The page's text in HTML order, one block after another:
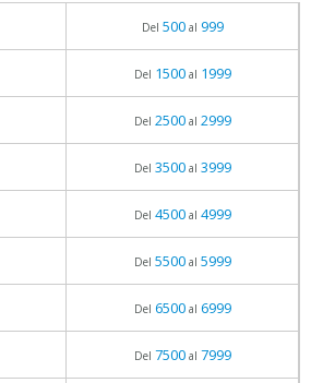
Del 500al 999
Del 1500al 1999
Del 2500al 2999
Del 3500al 3999
Del 4500al 4999
Del 5500al 5999
Del 6500al 6999
Del 7500al 7999